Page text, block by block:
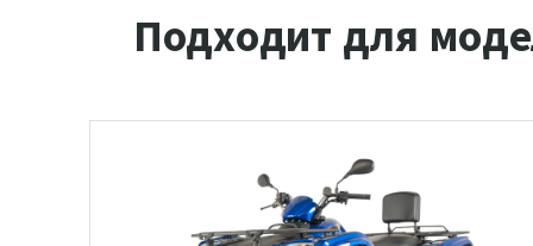
Подходит для